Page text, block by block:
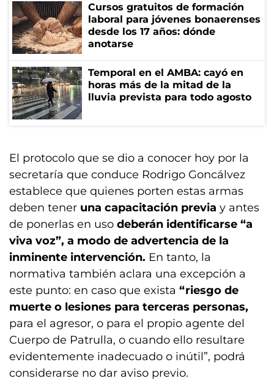
Cursos gratuitos de formación
laboral para jóvenes bonaerenses
desde los 17 años: dónde
anotarse
Temporal en el AMBA: cayó en
horas más de la mitad de la
lluvia prevista para todo agosto
El protocolo que se dio a conocer hoy por la
secretaría que conduce Rodrigo Goncálvez
establece que quienes porten estas armas
deben tener una capacitación previa y antes
de ponerlas en uso deberán identificarse “a
viva voz”, a modo de advertencia de la
inminente intervención. En tanto, la
normativa también aclara una excepción a
este punto: en caso que exista “riesgo de
muerte o lesiones para terceras personas,
para el agresor, o para el propio agente del
Cuerpo de Patrulla, o cuando ello resultare
evidentemente inadecuado o inútil”, podrá
considerarse no dar aviso previo.